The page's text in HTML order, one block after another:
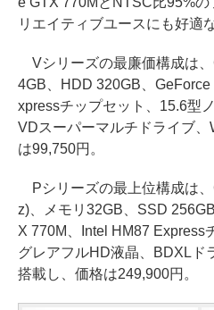
リエイティブユースにも好適
Vシリーズの最廉価構成は
4GB、HDD 320GB、
xpressチップセット、15.6型
VDスーパーマルチドライブ
は99,750円。
Pシリーズの最上位構成は
z)、メモリ32GB、SSD
X 770M、Intel HM87 Express
グレアフルHD液晶、BDXLド
搭載し、価格は249,900円。